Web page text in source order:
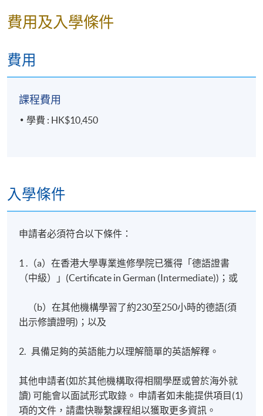
費用及入學條件
費用
課程費用
學費 : HK$10,450
入學條件
申請者必須符合以下條件：
1 .（a）在香港大學專業進修學院已獲得「德語證書
（中級）」(Certificate in German (Intermediate))；或
（b）在其他機構學習了約230至250小時的德語(須
出示修讀證明)；以及
2. 具備足夠的英語能力以理解簡單的英語解釋。
其他申請者(如於其他機構取得相關學歷或曾於海外就
讀) 可能會以面試形式取錄。 申請者如未能提供項目(1)
項的文件，請盡快聯繫課程組以獲取更多資訊。